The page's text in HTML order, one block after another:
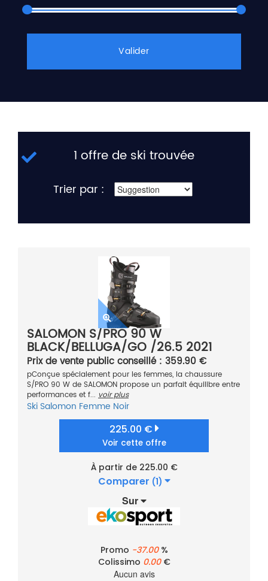
Valider
1 offre de ski trouvée
Trier par :
SALOMON S/PRO 90 W
BLACK/BELLUGA/GO /26.5 2021
Prix de vente public conseillé : 359.90 €
pConçue spécialement pour les femmes, la chaussure
S/PRO 90 W de SALOMON propose un parfait équilibre entre
performances et f... voir plus
Ski Salomon Femme Noir
225.00 €
Voir cette offre
À partir de 225.00 €
Comparer (1)
Sur
Promo -37.00%
Colissimo 0.00€
Aucun avis